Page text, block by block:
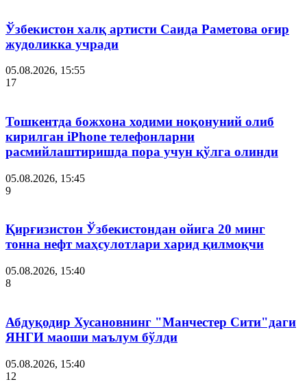
Ўзбекистон халқ артисти Саида Раметова оғир
жудоликка учради
05.08.2026, 15:55
17
Тошкентда божхона ходими ноқонуний олиб
кирилган iPhone телефонларни
расмийлаштиришда пора учун қўлга олинди
05.08.2026, 15:45
9
Қирғизистон Ўзбекистондан ойига 20 минг
тонна нефт маҳсулотлари харид қилмоқчи
05.08.2026, 15:40
8
Абдуқодир Хусановнинг "Манчестер Сити"даги
ЯНГИ маоши маълум бўлди
05.08.2026, 15:40
12